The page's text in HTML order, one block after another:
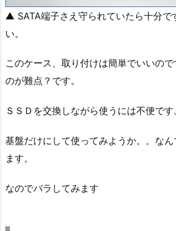
▲ SATA端子さえ守られていたら十分で
い。
このケース、取り付けは簡単でいいの
のが難点？です。
ＳＳＤを交換しながら使うには不便です
基盤だけにして使ってみようか。。な
ます。
なのでバラしてみます